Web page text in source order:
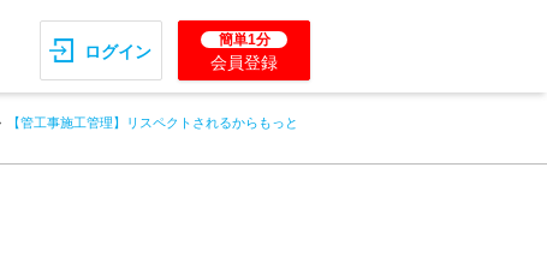
ログイン
簡単1分
会員登録
【管工事施工管理】リスペクトされるからもっと